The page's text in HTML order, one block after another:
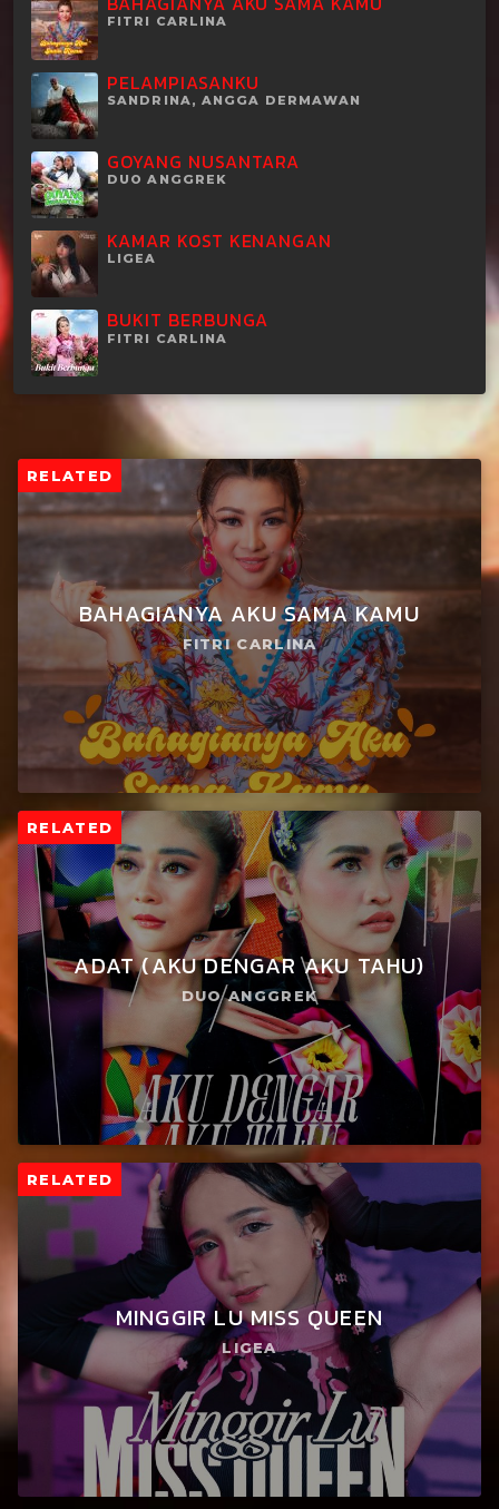
FITRI CARLINA
PELAMPIASANKU
SANDRINA, ANGGA DERMAWAN
GOYANG NUSANTARA
DUO ANGGREK
KAMAR KOST KENANGAN
LIGEA
BUKIT BERBUNGA
FITRI CARLINA
RELATED
BAHAGIANYA AKU SAMA KAMU
FITRI CARLINA
RELATED
ADAT (AKU DENGAR AKU TAHU)
DUO ANGGREK
RELATED
MINGGIR LU MISS QUEEN
LIGEA